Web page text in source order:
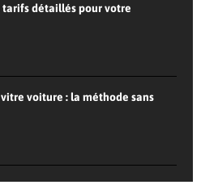
tarifs détaillés pour votre
voiture : la méthode sans